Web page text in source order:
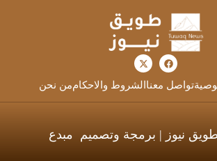
تواصل معنا الشروط والاحكاممن نحن
مبدع